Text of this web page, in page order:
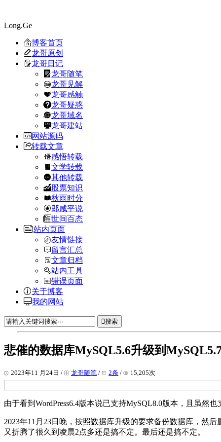
Long.Ge
博客首页
龙哥原创
龙哥日记
龙哥随笔
龙哥见解
龙哥感触
龙哥疑惑
龙哥域名
龙哥建站
网站源码
转载文章
感悟转载
文学转载
其他转载
股票知识
秋雨时分
郎咸平说
世间百态
站内页面
友情链接
留言汇总
文章归档
站内工具
错误页面
关于博客
我的网站
搜索
悲催的数据库MySQL5.6升级到
2023年11 月24日 / 龙哥随笔 / 2条 / 15,205次
由于看到WordPress6.4版本说已支持MySQL8.0版本，且虽然
2023年11月23日晚，按照数据库升级的要求备份数据库，然
又折腾了很久到凌晨2点多还是搞不定。最后还是搞不定。